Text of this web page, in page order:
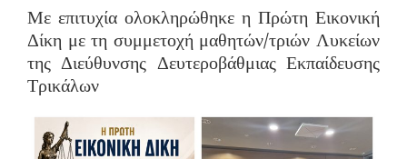
Με επιτυχία ολοκληρώθηκε η Πρώτη Εικονική
Δίκη με τη συμμετοχή μαθητών/τριών Λυκείων
της Διεύθυνσης Δευτεροβάθμιας Εκπαίδευσης
Τρικάλων